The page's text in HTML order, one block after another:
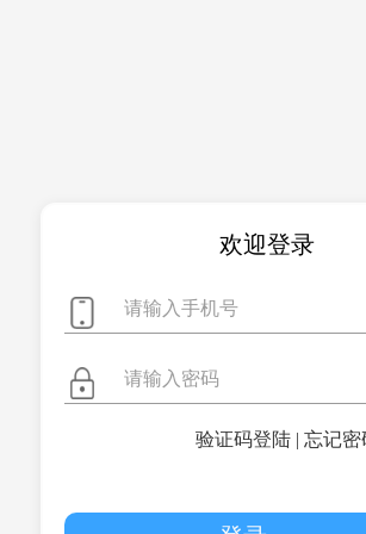
欢迎登录
验证码登陆 | 忘记密